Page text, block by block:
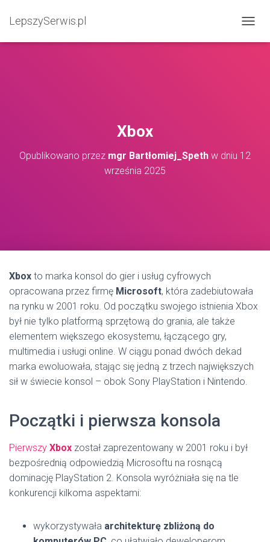
LepszySerwis.pl
Xbox
Opublikowano przez mgr Bartłomiej_Speth w dniu 12
września 2025
Xbox to marka konsol do gier i usług cyfrowych
opracowana przez firmę Microsoft, która zadebiutowała
na rynku w 2001 roku. Od początku swojego istnienia Xbox
był nie tylko platformą sprzętową do grania, ale także
elementem większego ekosystemu, łączącego gry,
multimedia i usługi online. W ciągu ponad dwóch dekad
marka ewoluowała, stając się jedną z trzech największych
sił w świecie konsol – obok Sony PlayStation i Nintendo.
Początki i pierwsza konsola
Pierwszy Xbox został zaprezentowany w 2001 roku i był
bezpośrednią odpowiedzią Microsoftu na rosnącą
dominację PlayStation 2. Konsola wyróżniała się na tle
konkurencji kilkoma aspektami:
wykorzystywała architekturę zbliżoną do